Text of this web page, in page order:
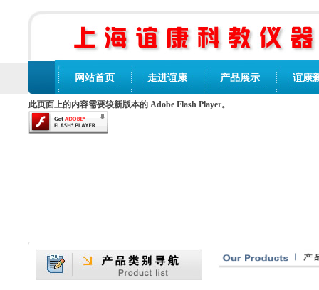
网站首页 走进谊康 产品展示 谊康
此页面上的内容需要较新版本的 Adobe Flash Player。